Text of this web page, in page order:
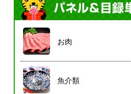
お肉
魚介類